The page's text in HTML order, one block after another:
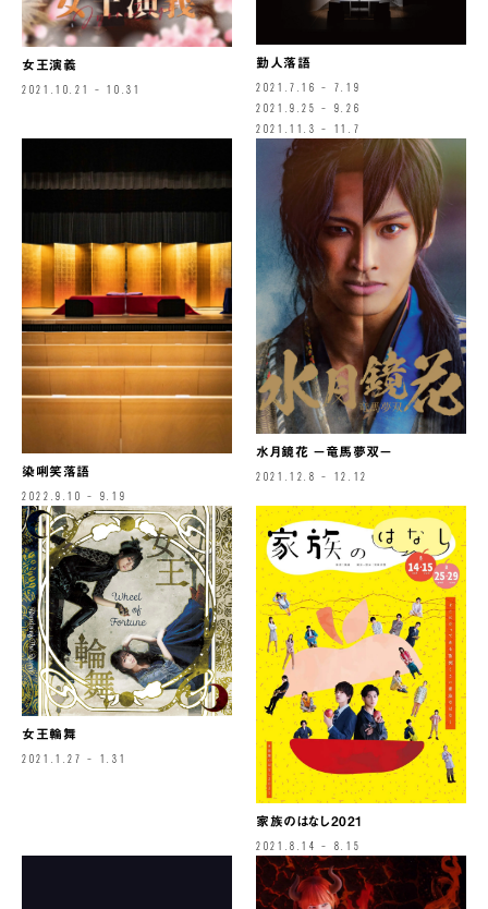
女王演義
2021.10.21 – 10.31
勤人落語
2021.7.16 – 7.19
2021.9.25 – 9.26
2021.11.3 – 11.7
染唎笑落語
2022.9.10 – 9.19
水月鏡花 −竜馬夢双−
2021.12.8 – 12.12
女王輪舞
2021.1.27 – 1.31
家族のはなし2021
2021.8.14 – 8.15